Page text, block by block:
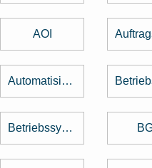
AOI
Automatisierung
Betriebssystem